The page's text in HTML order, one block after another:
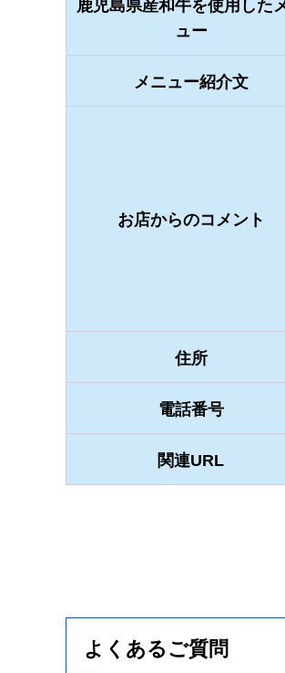
鹿児島県産和牛を使用した
ュー
メニュー紹介文
お店からのコメント
住所
電話番号
関連URL
よくあるご質問